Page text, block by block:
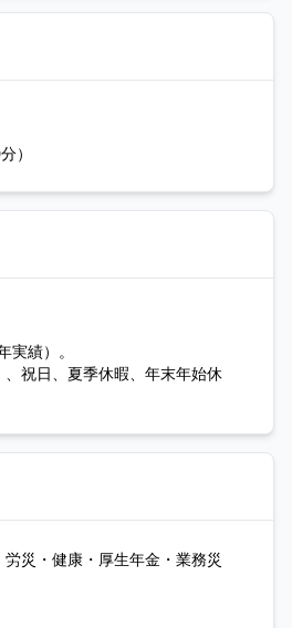
）
績）。
祝日、夏季休暇、年末年始休
災・健康・厚生年金・業務災